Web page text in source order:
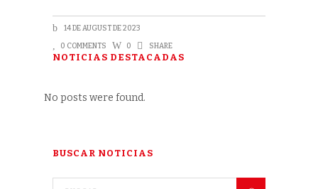
14 DE AUGUST DE 2023
0 COMMENTS 0 SHARE
NOTICIAS DESTACADAS
No posts were found.
BUSCAR NOTICIAS